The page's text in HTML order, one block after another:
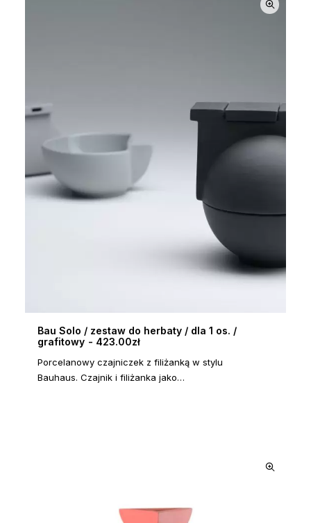
DODAJ DO KOSZYKA
Bau Solo / zestaw do herbaty / dla 1 os. /
grafitowy
423.00zł
Porcelanowy czajniczek z filiżanką w stylu
Bauhaus. Czajnik i filiżanka jako…